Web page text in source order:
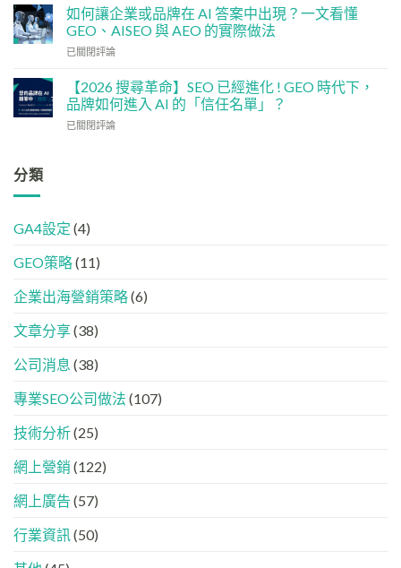
小
企
大
策
單：
如
讓
變
機
HTML
設
定
指
媒
體
如
何
GEO
(AISEO)
效
的
FB、
Threads、
內
分
如何讓企業或品牌在 AI 答案中出現？一文看懂
GEO、AISEO 與 AEO 的實際做法
如
企
業
或
中
現？
文
懂
GEO、
與
的
際
法
已關閉評論
【2026 搜尋革命】SEO 已經進化 ! GEO 時代下，
品牌如何進入 AI 的「信任名單」？
【2026
經
化
GEO
時
下，
牌
何
入
AI
的
「信
名
已關閉評論
分類
GA4設定 (4)
GEO策略(11)
企業出海營銷策略(6)
文章分享(38)
公司消息 (38)
專業SEO公司做法 (107)
技術分析(25)
網上營銷 (122)
網上廣告 (57)
行業資訊(50)